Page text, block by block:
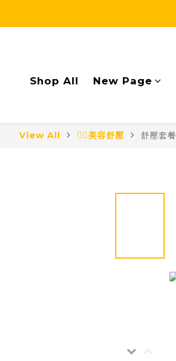
Shop All New Page
View All 🧖‍♀美容舒壓 舒壓套餐